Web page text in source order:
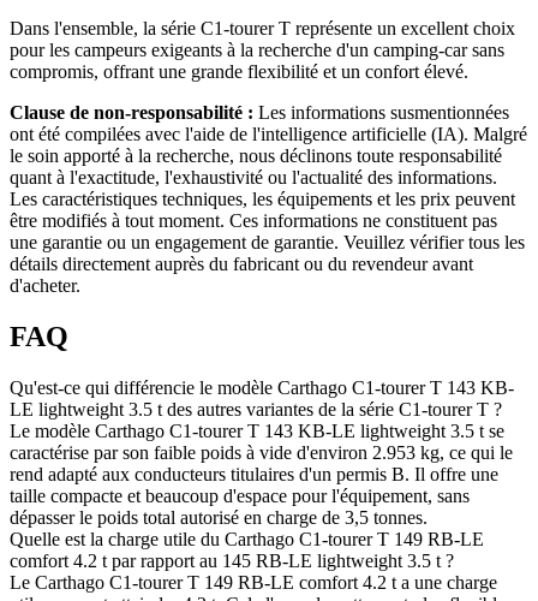
Dans l'ensemble, la série C1-tourer T représente un excellent choix
pour les campeurs exigeants à la recherche d'un camping-car sans
compromis, offrant une grande flexibilité et un confort élevé.
Clause de non-responsabilité : Les informations susmentionnées
ont été compilées avec l'aide de l'intelligence artificielle (IA). Malgré
le soin apporté à la recherche, nous déclinons toute responsabilité
quant à l'exactitude, l'exhaustivité ou l'actualité des informations.
Les caractéristiques techniques, les équipements et les prix peuvent
être modifiés à tout moment. Ces informations ne constituent pas
une garantie ou un engagement de garantie. Veuillez vérifier tous les
détails directement auprès du fabricant ou du revendeur avant
d'acheter.
FAQ
Qu'est-ce qui différencie le modèle Carthago C1-tourer T 143 KB-
LE lightweight 3.5 t des autres variantes de la série C1-tourer T ?
Le modèle Carthago C1-tourer T 143 KB-LE lightweight 3.5 t se
caractérise par son faible poids à vide d'environ 2.953 kg, ce qui le
rend adapté aux conducteurs titulaires d'un permis B. Il offre une
taille compacte et beaucoup d'espace pour l'équipement, sans
dépasser le poids total autorisé en charge de 3,5 tonnes.
Quelle est la charge utile du Carthago C1-tourer T 149 RB-LE
comfort 4.2 t par rapport au 145 RB-LE lightweight 3.5 t ?
Le Carthago C1-tourer T 149 RB-LE comfort 4.2 t a une charge